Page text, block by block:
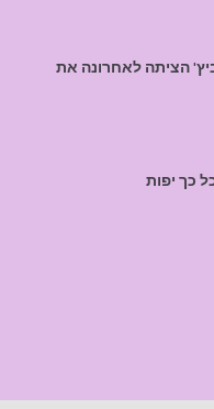
הציתה לאחרונה את
כך יפות